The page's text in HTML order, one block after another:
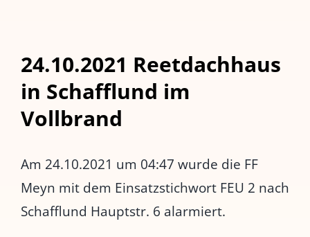
24.10.2021 Reetdachhaus
in Schafflund im
Vollbrand
Am 24.10.2021 um 04:47 wurde die FF
Meyn mit dem Einsatzstichwort FEU 2 nach
Schafflund Hauptstr. 6 alarmiert.